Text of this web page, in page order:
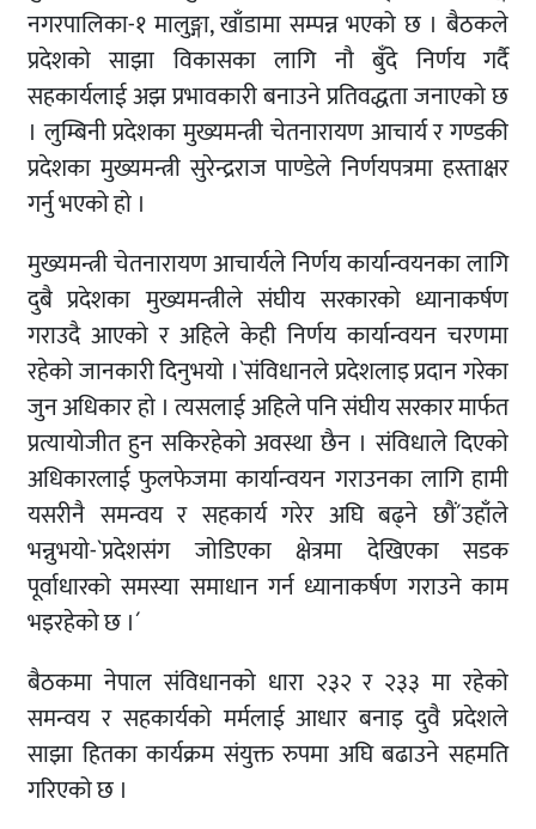
नगरपालिका-१ मालुङ्गा, खाँडामा सम्पन्न भएको छ । बैठकले
प्रदेशको साझा विकासका लागि नौ बुँदे निर्णय गर्दै
सहकार्यलाई अझ प्रभावकारी बनाउने प्रतिवद्धता जनाएको छ
। लुम्बिनी प्रदेशका मुख्यमन्त्री चेतनारायण आचार्य र गण्डकी
प्रदेशका मुख्यमन्त्री सुरेन्द्रराज पाण्डेले निर्णयपत्रमा हस्ताक्षर
गर्नु भएको हाे ।
मुख्यमन्त्री चेतनारायण आचार्यले निर्णय कार्यान्वयनका लागि
दुबै प्रदेशका मुख्यमन्त्रीले संघीय सरकारकाे ध्यानाकर्षण
गराउदै आएकाे र अहिले केही निर्णय कार्यान्वयन चरणमा
रहेकाे जानकारी दिनुभयाे ।`संविधानले प्रदेशलाइ प्रदान गरेका
जुन अधिकार हाे । त्यसलाई अहिले पनि संघीय सरकार मार्फत
प्रत्यायोजीत हुन सकिरहेकाे अवस्था छैन । संविधाले दिएकाे
अधिकारलाई फुलफेजमा कार्यान्वयन गराउनका लागि हामी
यसरीनै समन्वय र सहकार्य गरेर अघि बढ्ने छाैं´उहाँले
भन्नुभयाे-`प्रदेशसंग जाेडिएका क्षेत्रमा देखिएका सडक
पूर्वाधारकाे समस्या समाधान गर्न ध्यानाकर्षण गराउने काम
भइरहेको छ ।´
बैठकमा नेपाल संविधानको धारा २३२ र २३३ मा रहेको
समन्वय र सहकार्यको मर्मलाई आधार बनाइ दुवै प्रदेशले
साझा हितका कार्यक्रम संयुक्त रुपमा अघि बढाउने सहमति
गरिएको छ ।